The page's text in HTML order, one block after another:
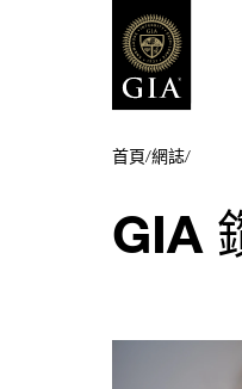
首頁/網誌/
GIA